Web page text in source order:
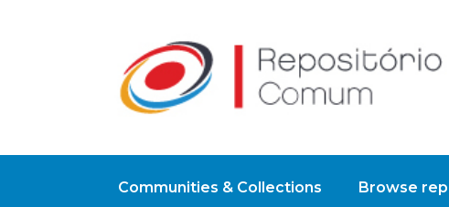
Communities & Collections Browse